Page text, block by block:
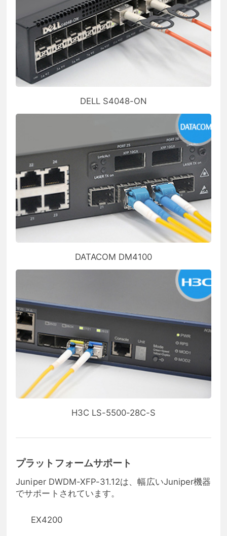
DELL S4048-ON
DATACOM DM4100
H3C LS-5500-28C-S
プラットフォームサポート
Juniper DWDM-XFP-31.12は、幅広いJuniper機器
でサポートされています。
EX4200